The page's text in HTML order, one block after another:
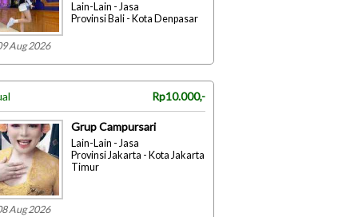
Aug 2026
Lain-Lain - Jasa
Provinsi Bali - Kota Denpasar
Rp10.000,-
Aug 2026
Grup Campursari
Lain-Lain - Jasa
Provinsi Jakarta - Kota Jakarta
Timur